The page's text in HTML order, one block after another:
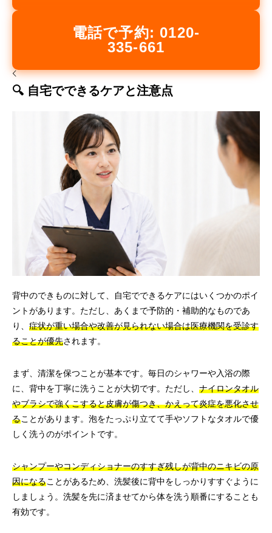
電話で予約: 0120-
335-661
🔍 自宅でできるケアと注意点
背中のできものに対して、自宅でできるケアにはいくつかのポイ
ントがあります。ただし、あくまで予防的・補助的なものであ
り、 症状が重い場合や改善が見られない場合は医療機関を受診す
ることが優先されます。
まず、清潔を保つことが基本です。毎日のシャワーや入浴の際
に、背中を丁寧に洗うことが大切です。ただし、 ナイロンタオル
やブラシで強くこすると皮膚が傷つき、かえって炎症を悪化させ
ることがあります。泡をたっぷり立てて手やソフトなタオルで優
しく洗うのがポイントです。
シャンプーやコンディショナーのすすぎ残しが背中のニキビの原
因になることがあるため、洗髪後に背中をしっかりすすぐように
しましょう。洗髪を先に済ませてから体を洗う順番にすることも
有効です。